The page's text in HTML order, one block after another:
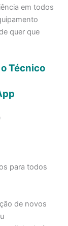
em todos
quer que
Técnico
para todos
de novos